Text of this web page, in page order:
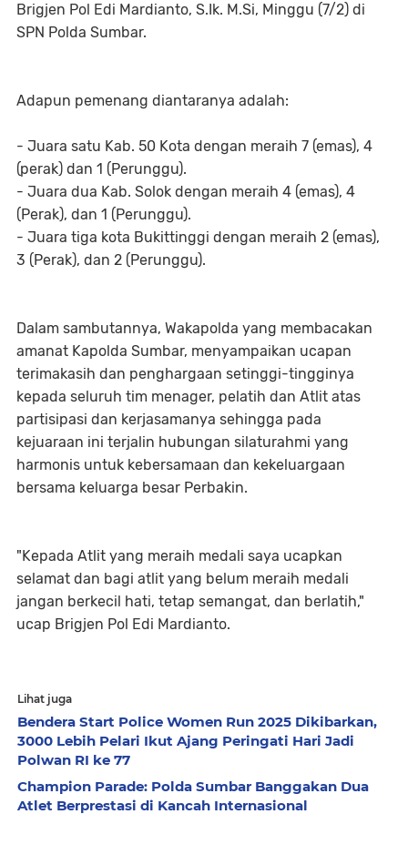
Brigjen Pol Edi Mardianto, S.Ik. M.Si, Minggu (7/2) di
SPN Polda Sumbar.
Adapun pemenang diantaranya adalah:
- Juara satu Kab. 50 Kota dengan meraih 7 (emas), 4
(perak) dan 1 (Perunggu).
- Juara dua Kab. Solok dengan meraih 4 (emas), 4
(Perak), dan 1 (Perunggu).
- Juara tiga kota Bukittinggi dengan meraih 2 (emas),
3 (Perak), dan 2 (Perunggu).
Dalam sambutannya, Wakapolda yang membacakan
amanat Kapolda Sumbar, menyampaikan ucapan
terimakasih dan penghargaan setinggi-tingginya
kepada seluruh tim menager, pelatih dan Atlit atas
partisipasi dan kerjasamanya sehingga pada
kejuaraan ini terjalin hubungan silaturahmi yang
harmonis untuk kebersamaan dan kekeluargaan
bersama keluarga besar Perbakin.
"Kepada Atlit yang meraih medali saya ucapkan
selamat dan bagi atlit yang belum meraih medali
jangan berkecil hati, tetap semangat, dan berlatih,"
ucap Brigjen Pol Edi Mardianto.
Lihat juga
Bendera Start Police Women Run 2025 Dikibarkan,
3000 Lebih Pelari Ikut Ajang Peringati Hari Jadi
Polwan RI ke 77
Champion Parade: Polda Sumbar Banggakan Dua
Atlet Berprestasi di Kancah Internasional